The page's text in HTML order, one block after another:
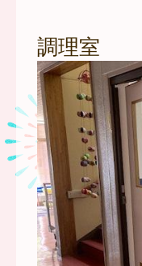
調理室